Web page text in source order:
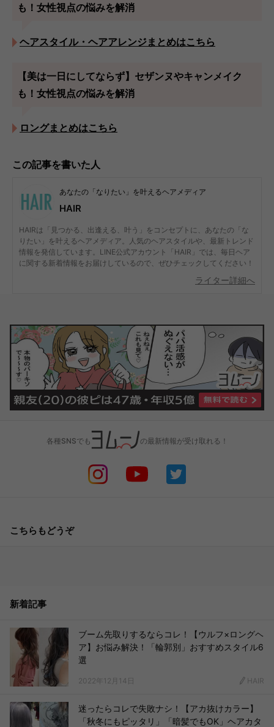
も！女性視点の悩みを解消
ヘアスタイル・ヘアアレンジまとめはこちら
【美は一日にしてならず】セザンヌやキャンメイク
も！女性視点の悩みを解消
ロングまとめはこちら
この記事を書いた人
あなたの「なりたい」を叶えるヘアメディア
HAIR
HAIRは「見つかる、出逢える、叶う」をコンセプトに、あなたの「な
りたい」を叶えるヘアメディア。人気のヘアスタイルや、最新トレンド
情報を発信しています。LINE公式アカウント「HAIR」では、毎日ヘア
に関する新着情報をお届けしているので、ぜひチェックしてください！
ライター詳細へ
各種SNSでも の最新情報が受け取れる！
こちらもどうぞ
新着記事
ブーム先取りするならコレ！【ウルフ×ロングヘ
ア】お悩み解決！「輪郭別」おすすめスタイル6
選
2022年12月14日 HAIR
迷ったらコレで失敗ナシ！【アカ抜けカラー】
「秋冬にもピッタリ」「暗髪でもOK」ヘアカタ